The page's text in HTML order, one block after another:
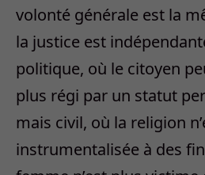
volonté générale est la
la justice est
politique, où le citoyen
plus régi par un statut
mais civil, où la religion
instrumentalisée à des